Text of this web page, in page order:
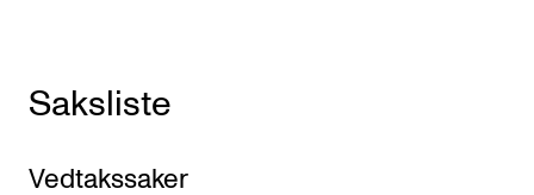
Helse, miljø og sikkerhet
Saksliste
Vedtakssaker